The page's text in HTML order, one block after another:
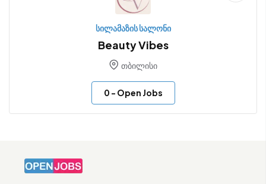
სილამაზის სალონი
Beauty Vibes
თბილისი
0 - Open Jobs